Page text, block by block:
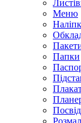
Меню
Папки